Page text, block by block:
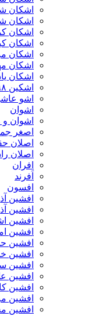
اشکان
اشکان
اشکان‌
اشکان
اشکان
اشکان
اشکان
اشکین ۰۰۹۸
اشو
اشوان
اشوان و
اصغر
اصلان
اصلان
افران
اَفرند
افسون
افشین
افشین
افشین
افشین
افشین
افشین
افشین
افشین
افشین
افشین
افشین